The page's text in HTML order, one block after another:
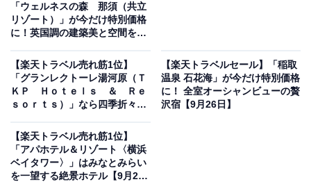
楽天トラベルでホテルを見る
「ウェルネスの森 那須（共立
リゾート）」が今だけ特別価格
に！英国調の建築美と空間を満
【楽天トラベル売れ筋1位】
「グランレクトーレ湯河原（Ｔ
ＫＰ Ｈｏｔｅｌｓ ＆ Ｒｅ
ｓｏｒｔｓ）」なら四季折々の
できる【9月26日】
【楽天トラベルセール】「稲取
温泉 石花海」が今だけ特別価格
に！ 全室オーシャンビューの贅
沢宿【9月26日】
【楽天トラベル売れ筋1位】
「アパホテル＆リゾート〈横浜
ベイタワー〉」はみなとみらい
を一望する絶景ホテル【9月26